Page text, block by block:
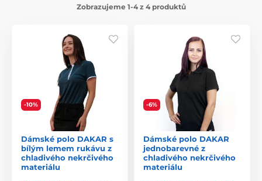
Zobrazujeme 1-4 z 4 produktů
-10%
Dámské polo DAKAR s
bílým lemem rukávu z
chladivého nekrčivého
materiálu
-6%
Dámské polo DAKAR
jednobarevné z
chladivého nekrčivého
materiálu